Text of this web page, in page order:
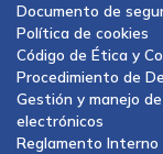
Documento de
Política de cookies
Código de Ética y
Procedimiento de
Gestión y manejo
electrónicos
Reglamento Interno